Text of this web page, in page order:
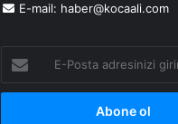
E-mail: haber@kocaali.com
Posta
adresinizi